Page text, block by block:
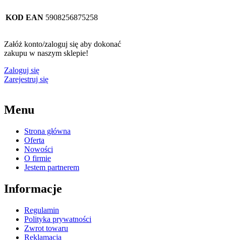
KOD EAN 5908256875258
Załóż konto/zaloguj się aby dokonać
zakupu w naszym sklepie!
Zaloguj się
Zarejestruj się
Menu
Strona główna
Oferta
Nowości
O firmie
Jestem partnerem
Informacje
Regulamin
Polityka prywatności
Zwrot towaru
Reklamacja